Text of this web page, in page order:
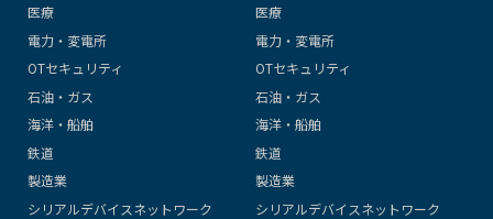
医療
電力・変電所
OTセキュリティ
石油・ガス
海洋・船舶
鉄道
製造業
シリアルデバイスネットワーク
医療
電力・変電所
OTセキュリティ
石油・ガス
海洋・船舶
鉄道
製造業
シリアルデバイスネットワーク